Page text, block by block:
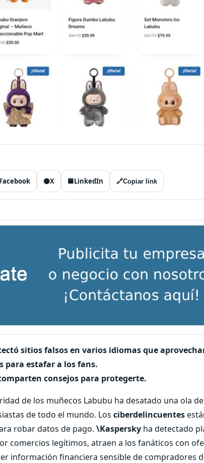
Facebook ⚫X 🟦LinkedIn 🔗Copiar link
sitios falsos en varios idiomas que
para estafar a los fans.
consejos para protegerte.
de los muñecos Labubu ha desatado una ola
de todo el mundo. Los ciberdelincuentes
robar datos de pago. \Kaspersky ha detectado
comercios legítimos, atraen a los fanáticos con
información financiera sensible de compradores